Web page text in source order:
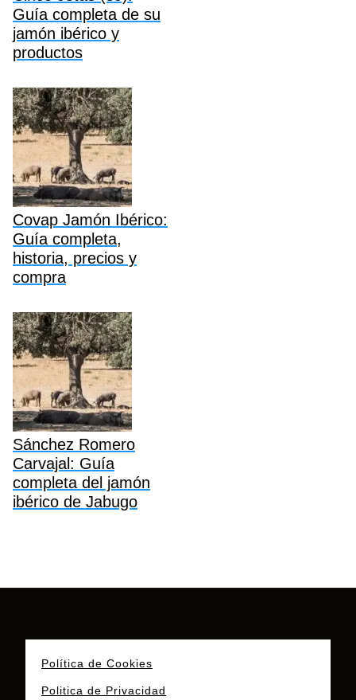
Guía completa de su
jamón ibérico y
productos
Covap Jamón Ibérico:
Guía completa,
historia, precios y
compra
Sánchez Romero
Carvajal: Guía
completa del jamón
ibérico de Jabugo
Política de Cookies
Politica de Privacidad